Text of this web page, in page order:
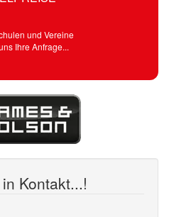
und Vereine
Ihre Anfrage...
Kontakt...!